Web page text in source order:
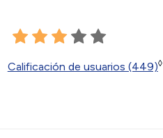
Calificación de usuarios (449)◊